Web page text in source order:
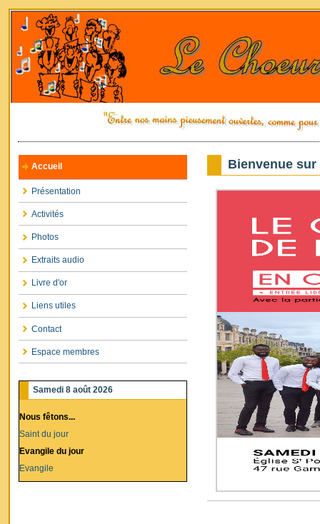
Accueil
Présentation
Activités
Photos
Extraits audio
Livre d'or
Liens utiles
Contact
Espace membres
Samedi 8 août 2026
Nous fêtons...
Saint du jour
Evangile du jour
Evangile
Bienvenue